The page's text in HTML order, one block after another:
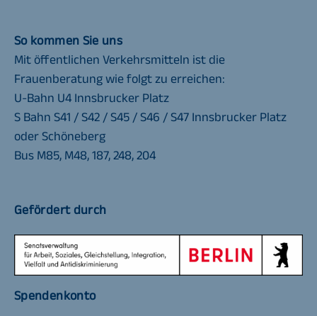
So kommen Sie uns
Mit öffentlichen Verkehrsmitteln ist die
Frauenberatung wie folgt zu erreichen:
U-Bahn U4 Innsbrucker Platz
S Bahn S41 / S42 / S45 / S46 / S47 Innsbrucker Platz
oder Schöneberg
Bus M85, M48, 187, 248, 204
Gefördert durch
Spendenkonto